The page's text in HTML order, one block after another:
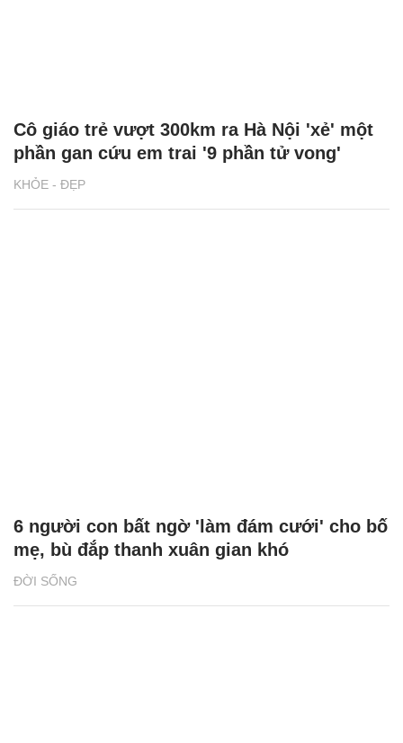
KHỎE - ĐẸP
Cô giáo trẻ vượt 300km ra Hà Nội 'xẻ' một
phần gan cứu em trai '9 phần tử vong'
ĐỜI SỐNG
6 người con bất ngờ 'làm đám cưới' cho bố
mẹ, bù đắp thanh xuân gian khó